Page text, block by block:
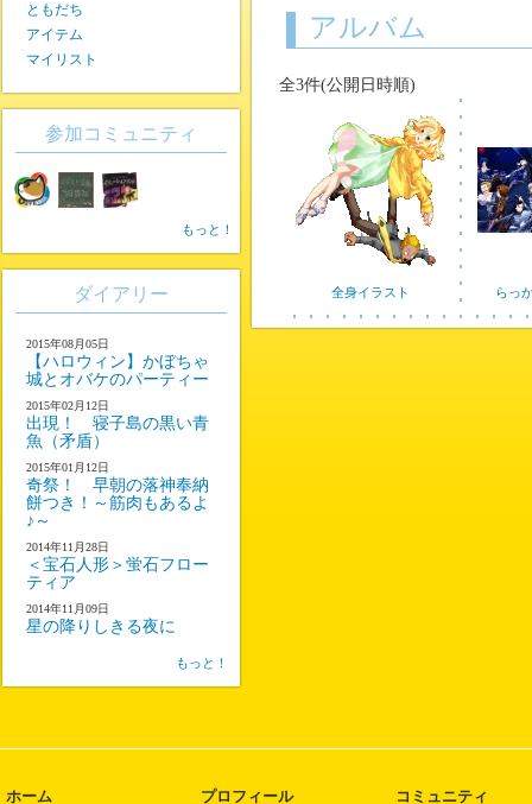
アルバム
全3件(公開日時順)
全身イラスト らっ
ともだち
アイテム
マイリスト
参加コミュニティ
もっと！
ダイアリー
2015年08月05日
【ハロウィン】かぼちゃ
城とオバケのパーティー
2015年02月12日
出現！ 寝子島の黒い青
魚（矛盾）
2015年01月12日
奇祭！ 早朝の落神奉納
餅つき！～筋肉もあるよ
♪～
2014年11月28日
＜宝石人形＞蛍石フロー
ティア
2014年11月09日
星の降りしきる夜に
もっと！
ホーム プロフィール コミュニティ